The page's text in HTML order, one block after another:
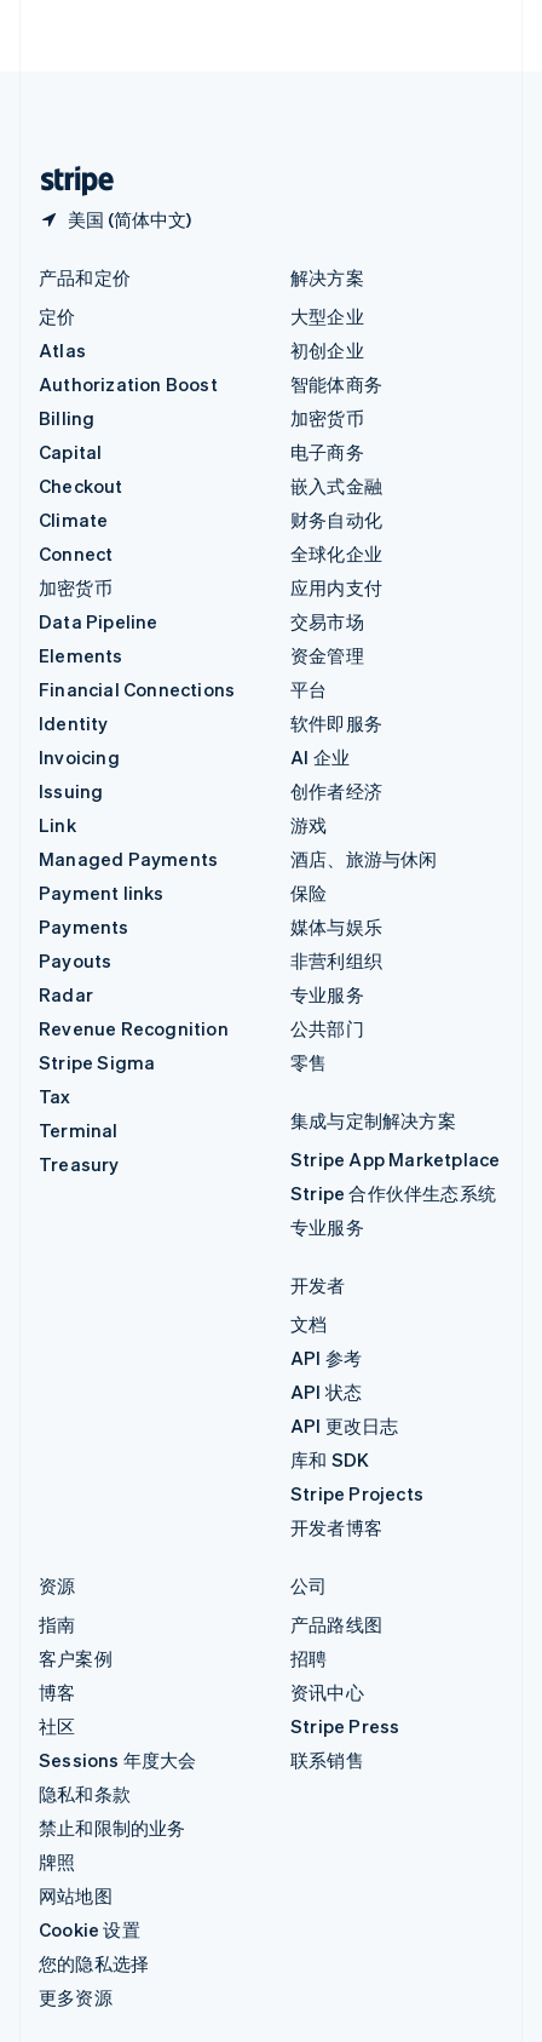
美国 (简体中文)
产品和定价
定价
Atlas
Authorization Boost
Billing
Capital
Checkout
Climate
Connect
加密货币
Data Pipeline
Elements
Financial Connections
Identity
Invoicing
Issuing
Link
Managed Payments
Payment links
Payments
Payouts
Radar
Revenue Recognition
Stripe Sigma
Tax
Terminal
Treasury
解决方案
大型企业
初创企业
智能体商务
加密货币
电子商务
嵌入式金融
财务自动化
全球化企业
应用内支付
交易市场
资金管理
平台
软件即服务
AI 企业
创作者经济
游戏
酒店、旅游与休闲
保险
媒体与娱乐
非营利组织
专业服务
公共部门
零售
集成与定制解决方案
Stripe App Marketplace
Stripe 合作伙伴生态系统
专业服务
开发者
文档
API 参考
API 状态
API 更改日志
库和 SDK
Stripe Projects
开发者博客
资源
指南
客户案例
博客
社区
Sessions 年度大会
隐私和条款
禁止和限制的业务
牌照
网站地图
Cookie 设置
您的隐私选择
更多资源
公司
产品路线图
招聘
资讯中心
Stripe Press
联系销售